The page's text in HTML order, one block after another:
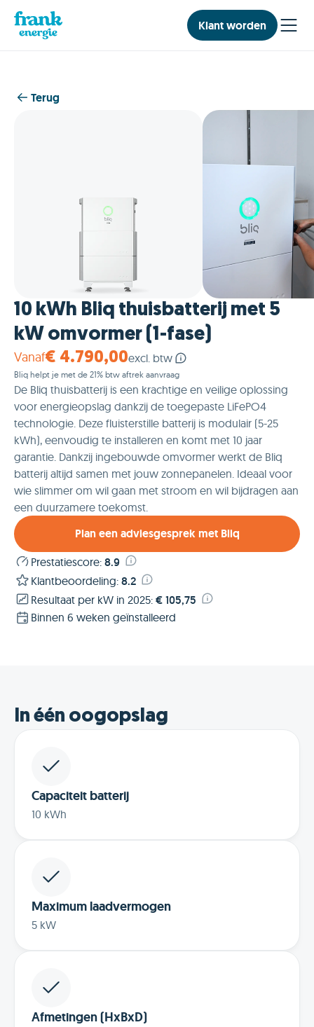
Klant worden
Terug
10 kWh Bliq thuisbatterij met 5
kW omvormer (1-fase)
Vanaf€ 4.790,00excl. btw
Bliq helpt je met de 21% btw aftrek aanvraag
De Bliq thuisbatterij is een krachtige en veilige oplossing
voor energieopslag dankzij de toegepaste LiFePO4
technologie. Deze fluisterstille batterij is modulair (5-25
kWh), eenvoudig te installeren en komt met 10 jaar
garantie. Dankzij ingebouwde omvormer werkt de Bliq
batterij altijd samen met jouw zonnepanelen. Ideaal voor
wie slimmer om wil gaan met stroom en wil bijdragen aan
een duurzamere toekomst.
Plan een adviesgesprek met Bliq
Prestatiescore: 8.9
Klantbeoordeling: 8.2
Resultaat per kW in 2025: € 105,75
Binnen 6 weken geïnstalleerd
In één oogopslag
Capaciteit batterij
10 kWh
Maximum laadvermogen
5 kW
Afmetingen (HxBxD)